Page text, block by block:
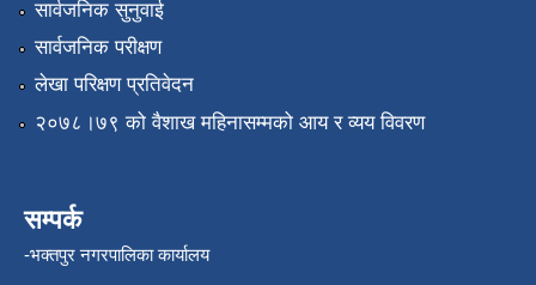
सार्वजनिक सुनुवाई
सार्वजनिक परीक्षण
लेखा परिक्षण प्रतिवेदन
२०७८।७९ को वैशाख महिनासम्मको आय र व्यय विवरण
सम्पर्क
-भक्तपुर नगरपालिका कार्यालय